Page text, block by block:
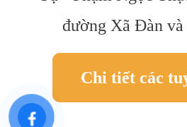
đường Xã Đàn
Chi tiết các